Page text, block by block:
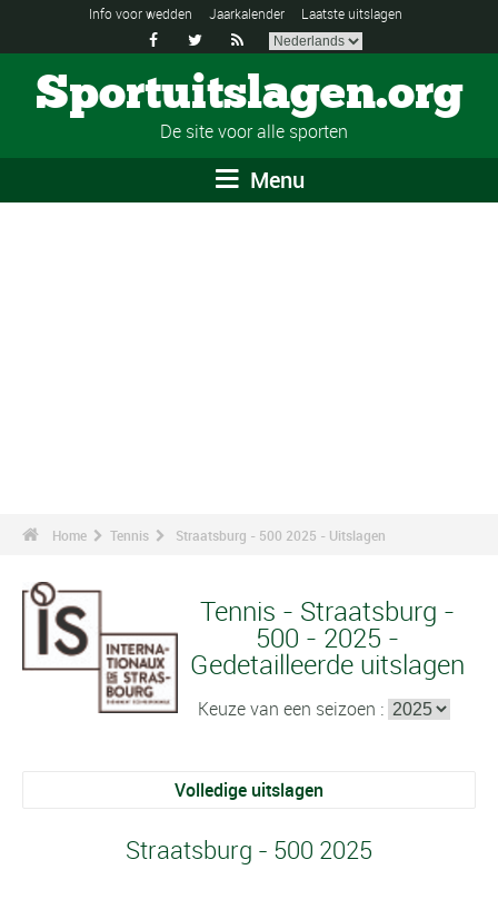
Info voor wedden Jaarkalender Laatste uitslagen
  
Sportuitslagen.org
De site voor alle sporten
Menu
Home Tennis Straatsburg - 500 2025 - Uitslagen
Tennis - Straatsburg -
500 - 2025 -
Gedetailleerde uitslagen
Keuze van een seizoen :
Volledige uitslagen
Straatsburg - 500 2025